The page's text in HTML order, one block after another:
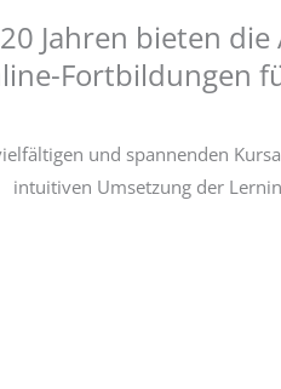
Jahren bieten
Fortbildungen
und spannenden
intuitiven Umsetzung der